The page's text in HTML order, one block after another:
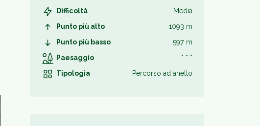
Difficoltà
Media
Punto più alto
1093 m
Punto più basso
597 m
Paesaggio
* * *
Tipologia
Percorso ad anello